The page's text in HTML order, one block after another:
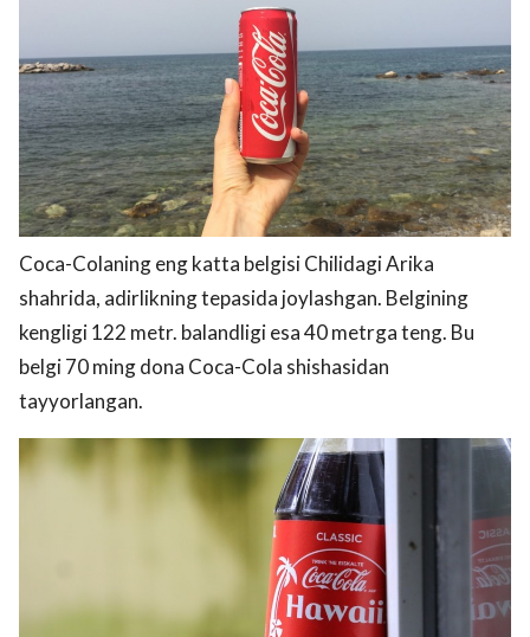
Coca-Colaning eng katta belgisi Chilidagi Arika
shahrida, adirlikning tepasida joylashgan. Belgining
kengligi 122 metr. balandligi esa 40 metrga teng. Bu
belgi 70 ming dona Coca-Cola shishasidan
tayyorlangan.